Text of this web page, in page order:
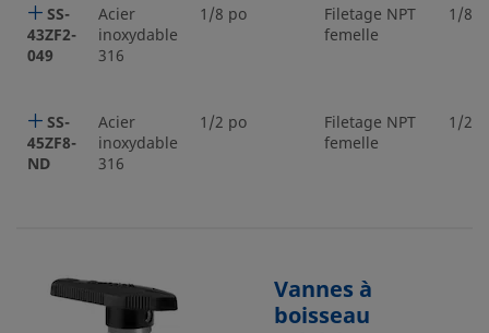
SS-
43ZF2-
049
Acier
inoxydable
316
1/8 po
Filetage NPT
femelle
1/8
SS-
45ZF8-
ND
Acier
inoxydable
316
1/2 po
Filetage NPT
femelle
1/2
Vannes à
boisseau